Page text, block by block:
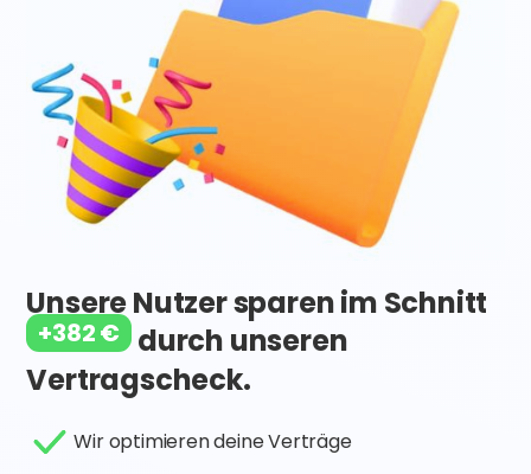
Unsere Nutzer sparen im Schnitt
+382 €
durch unseren
Vertragscheck.
Wir optimieren deine Verträge